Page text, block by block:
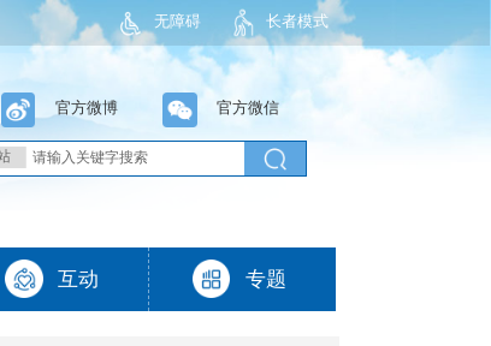
无障碍 长者模式